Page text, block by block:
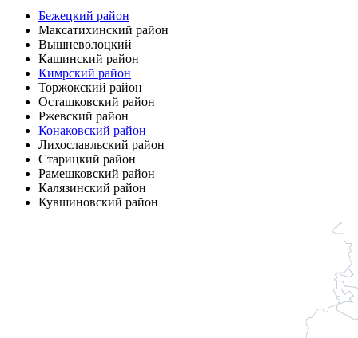
Бежецкий район
Максатихинский район
Вышневолоцкий
Кашинский район
Кимрский район
Торжокский район
Осташковский район
Ржевский район
Конаковский район
Лихославльский район
Старицкий район
Рамешковский район
Калязинский район
Кувшиновский район